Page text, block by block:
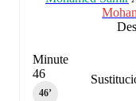
Minute
46
46‎’‎